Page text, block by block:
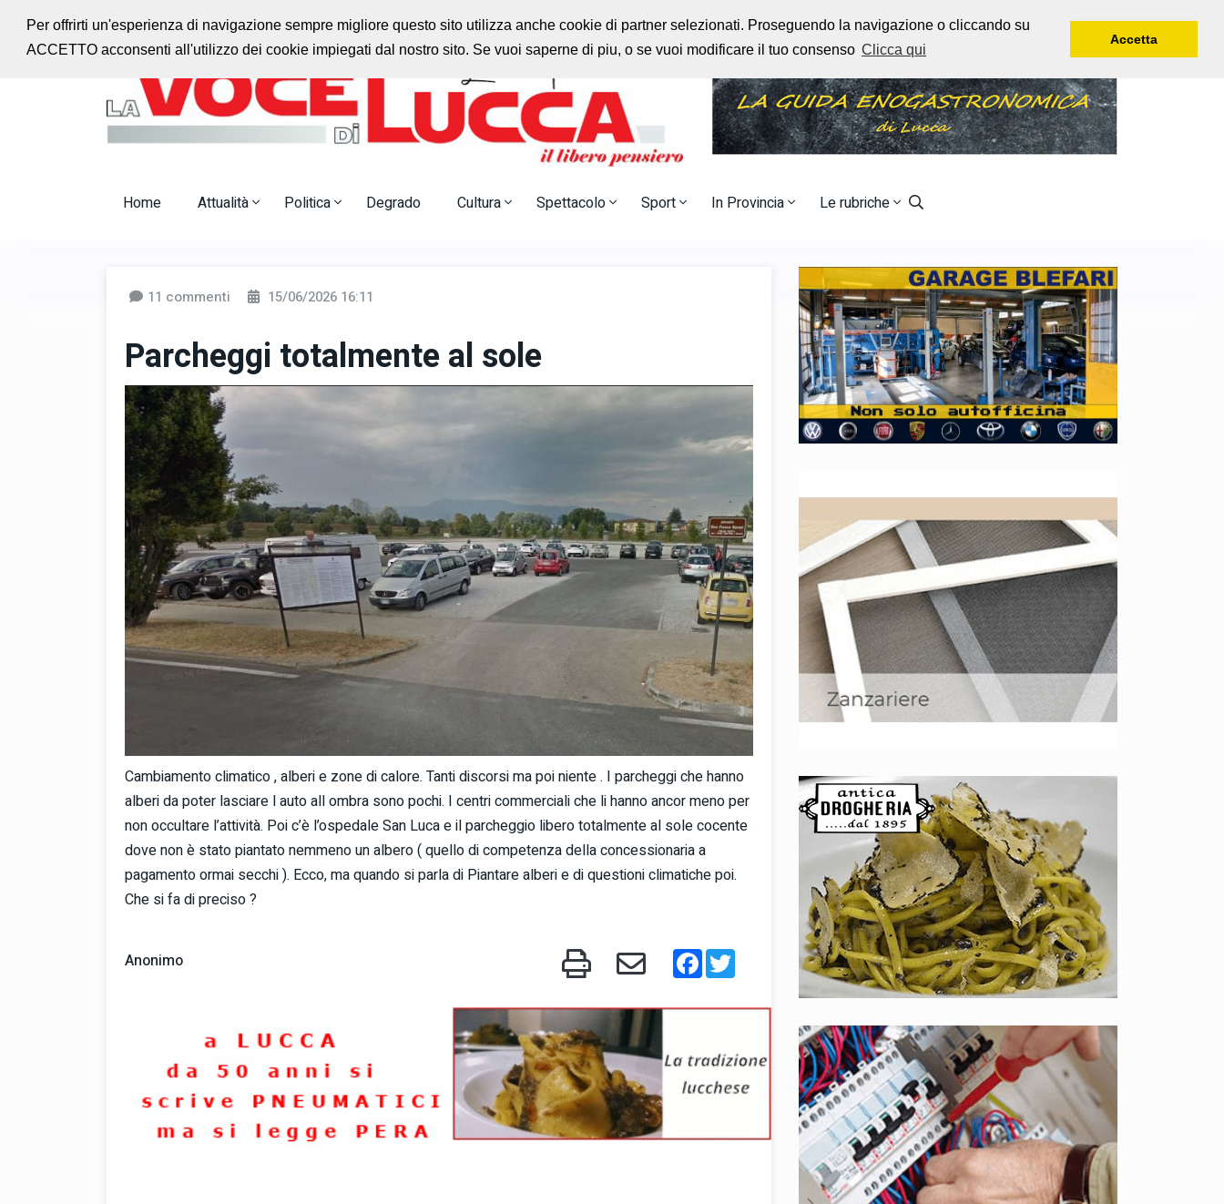
Per offrirti un'esperienza di navigazione sempre migliore questo sito utilizza anche cookie di partner selezionati. Proseguendo la navigazione o cliccando su
ACCETTO acconsenti all'utilizzo dei cookie impiegati dal nostro sito. Se vuoi saperne di piu, o se vuoi modificare il tuo consenso Clicca qui
Accetta
Ascolta la radio con noi Jazz Radio Montecarlo Radio Nostalgia Rtl 102,5
Giovedì, 6 Agosto, 2026
Home Attualità Politica Degrado Cultura Spettacolo Sport In Provincia Le rubriche
11 commenti 15/06/2026 16:11
Parcheggi totalmente al sole
Cambiamento climatico , alberi e zone di calore. Tanti discorsi ma poi niente . I parcheggi che hanno
alberi da poter lasciare l auto all ombra sono pochi. I centri commerciali che li hanno ancor meno per
non occultare l’attività. Poi c’è l’ospedale San Luca e il parcheggio libero totalmente al sole cocente
dove non è stato piantato nemmeno un albero ( quello di competenza della concessionaria a
pagamento ormai secchi ). Ecco, ma quando si parla di Piantare alberi e di questioni climatiche poi.
Che si fa di preciso ?
Anonimo Facebook